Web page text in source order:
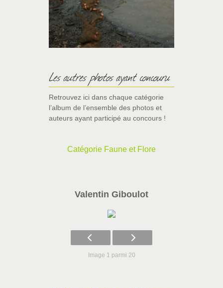
Les autres photos ayant concouru
Retrouvez ici dans chaque catégorie
l’album de l’ensemble des photos et
auteurs ayant participé au concours !
Catégorie Faune et Flore
Valentin Giboulot
Image 1 parmi 20